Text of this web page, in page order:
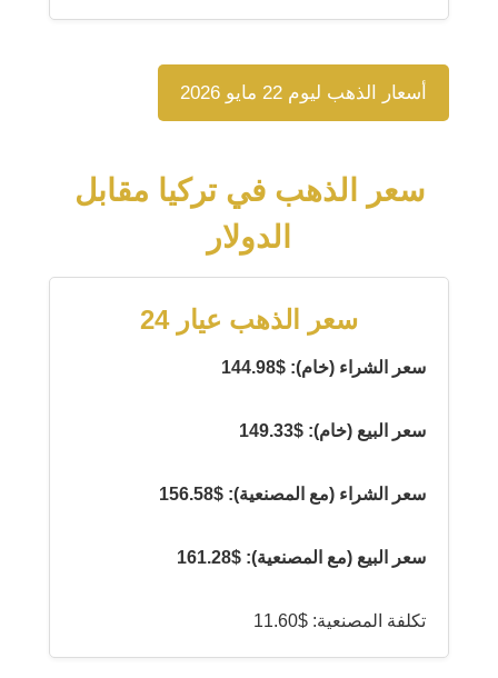
أسعار الذهب ليوم 22 مايو 2026
سعر الذهب في تركيا مقابل
الدولار
سعر الذهب عيار 24
سعر الشراء (خام): $144.98
سعر البيع (خام): $149.33
سعر الشراء (مع المصنعية): $156.58
سعر البيع (مع المصنعية): $161.28
تكلفة المصنعية: $11.60